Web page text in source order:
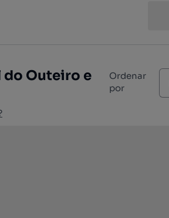
do Outeiro e
Ordenar
por